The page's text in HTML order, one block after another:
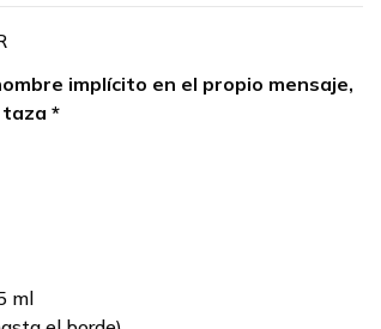
implícito en el propio mensaje,
*
ml